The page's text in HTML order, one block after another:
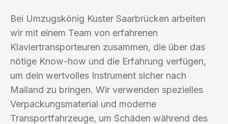
Bei Umzugskönig Kuster Saarbrücken arbeiten
wir mit einem Team von erfahrenen
Klaviertransporteuren zusammen, die über das
nötige Know-how und die Erfahrung verfügen,
um dein wertvolles Instrument sicher nach
Mailand zu bringen. Wir verwenden spezielles
Verpackungsmaterial und moderne
Transportfahrzeuge, um Schäden während des